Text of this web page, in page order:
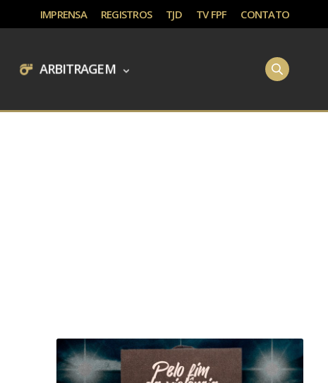
IMPRENSA REGISTROS TJD TV FPF CONTATO
ARBITRAGEM